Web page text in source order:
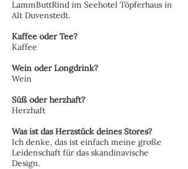
LammButtRind im Seehotel Töpferhaus in
Alt Duvenstedt.
Kaffee oder Tee?
Kaffee
Wein oder Longdrink?
Wein
Süß oder herzhaft?
Herzhaft
Was ist das Herzstück deines Stores?
Ich denke, das ist einfach meine große
Leidenschaft für das skandinavische
Design.